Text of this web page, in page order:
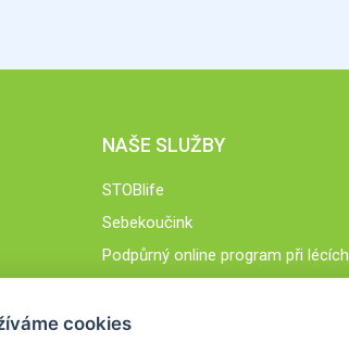
NAŠE SLUŽBY
STOBlife
Sebekoučink
Podpůrný online program při
cookies